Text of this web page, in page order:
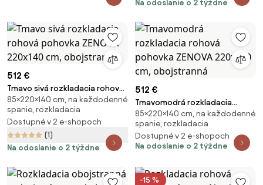
Na odoslanie o 2 týždne
512 €
Tmavo sivá rozkladacia rohová
pohovka ZENOVA 220x140 cm,
obojstranná
85×220×140 cm, na každodenné
spanie, rozkladacia
Dostupné v 2 e-shopoch
(1)
Na odoslanie o 2 týždne
512 €
Tmavomodrá rozkladacia
rohová pohovka ZENOVA
220x140 cm, obojstranná
85×220×140 cm, na každodenné
spanie, rozkladacia
Dostupné v 2 e-shopoch
Na odoslanie o 2 týždne
-15 %